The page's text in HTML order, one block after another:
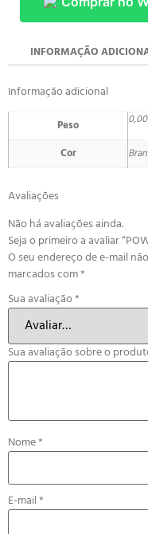
INFORMAÇÃO
Informação adicional
Peso
Cor
Avaliações
Não há avaliações ainda.
Seja o primeiro a avaliar
O seu endereço de e-mail
marcados com*
Sua avaliação*
Sua avaliação sobre o
Nome*
E-mail*